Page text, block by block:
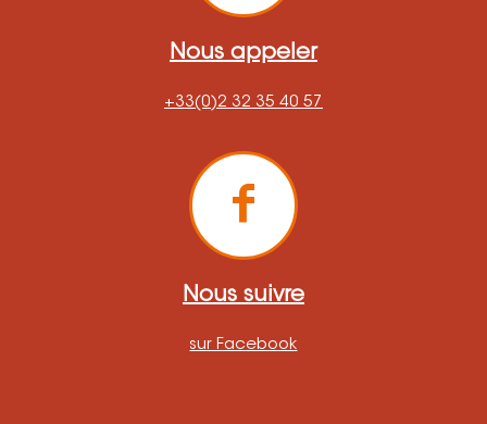
Nous appeler
+33(0)2 32 35 40 57
Nous suivre
sur Facebook